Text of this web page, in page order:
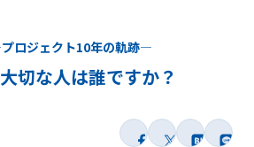
トピックス
ロジェクト10年の軌跡―
切な人は誰ですか？